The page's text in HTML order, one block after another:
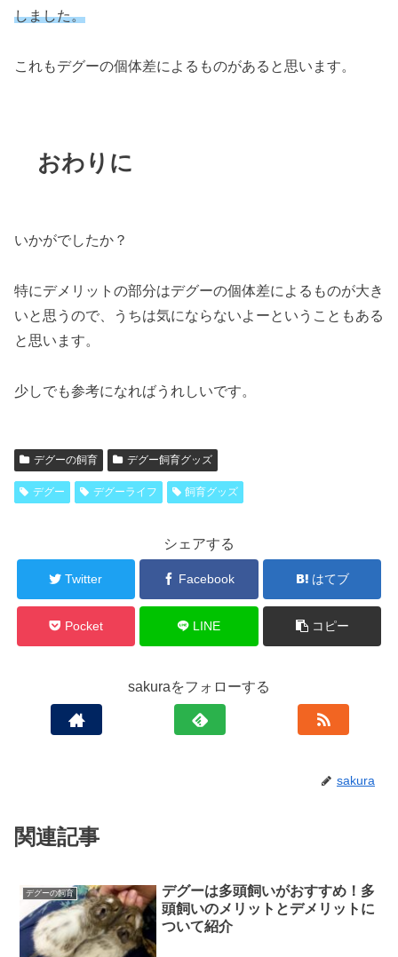
しました。
これもデグーの個体差によるものがあると思います。
おわりに
いかがでしたか？
特にデメリットの部分はデグーの個体差によるものが大き
いと思うので、うちは気にならないよーということもある
と思います。
少しでも参考になればうれしいです。
デグーの飼育 デグー飼育グッズ
デグー デグーライフ 飼育グッズ
シェアする
Twitter Facebook はてブ
Pocket LINE コピー
sakuraをフォローする
sakura
関連記事
デグーの飼育
デグーは多頭飼いがおすすめ！多
頭飼いのメリットとデメリットに
ついて紹介